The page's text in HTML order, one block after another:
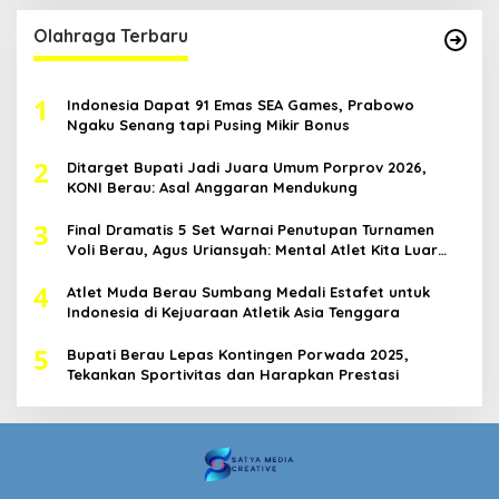
Olahraga Terbaru
1
Indonesia Dapat 91 Emas SEA Games, Prabowo
Ngaku Senang tapi Pusing Mikir Bonus
2
Ditarget Bupati Jadi Juara Umum Porprov 2026,
KONI Berau: Asal Anggaran Mendukung
3
Final Dramatis 5 Set Warnai Penutupan Turnamen
Voli Berau, Agus Uriansyah: Mental Atlet Kita Luar
4
Atlet Muda Berau Sumbang Medali Estafet untuk
Indonesia di Kejuaraan Atletik Asia Tenggara
5
Bupati Berau Lepas Kontingen Porwada 2025,
Tekankan Sportivitas dan Harapkan Prestasi